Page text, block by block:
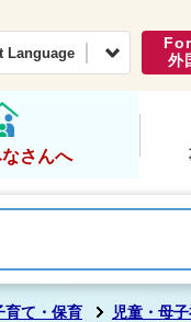
常総市公式ホーム
Language
外
さんへ
育て・保育
児童・母